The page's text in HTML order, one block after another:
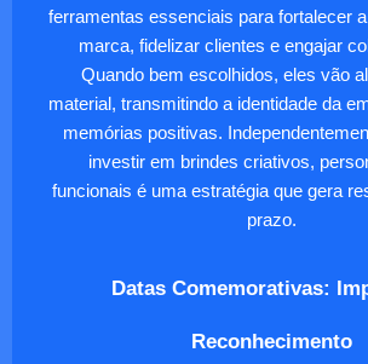
ferramentas essenciais para fortalecer
marca, fidelizar clientes e engajar
Quando bem escolhidos, eles vão
material, transmitindo a identidade da
memórias positivas.
investir em brindes criativos,
funcionais é uma estratégia que gera
prazo.
Datas Comemorativas:
Reconhecimento